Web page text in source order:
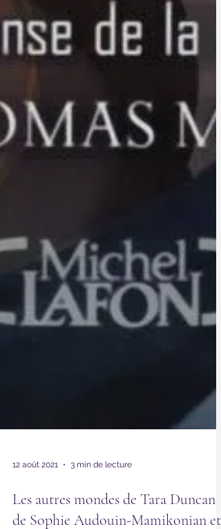
12 août 2021 3 min de lecture